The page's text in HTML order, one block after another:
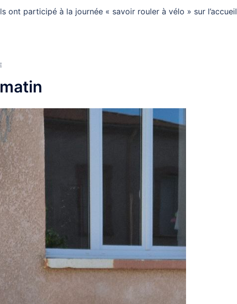
ont participé à la journée « savoir rouler à vélo » sur l’accueil